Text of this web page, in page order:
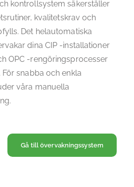
kontrollsystem säkerställer
kvalitetskrav och
Det helautomatiska
dina CIP -installationer
OPC -rengöringsprocesser
För snabba och enkla
våra manuella
Gå till övervakningssystem